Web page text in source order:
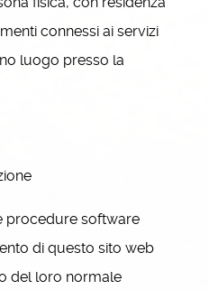
connessi ai servizi
luogo presso la
procedure software
di questo sito web
del loro normale